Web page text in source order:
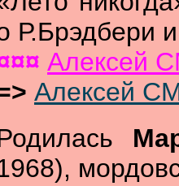
Р.Брэдбери
Алексей
Алексей